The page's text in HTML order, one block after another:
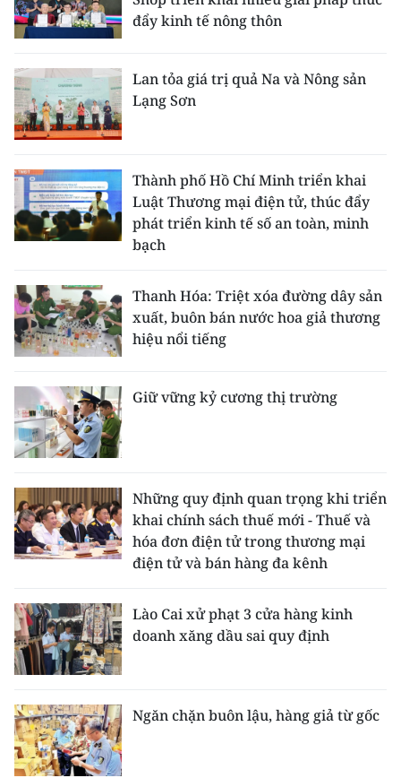
CHƯƠNG TRÌNH OCOP - MỖI XÃ
MỘT SẢN PHẨM
RADIO
MEDIA CENTER
E-Magazine
Video
Media Chính trị
Media Kinh tế
Media Xã hội
Media Pháp luật
Media Du lịch
Media Thế giới
Media Thể thao
Media Giáo dục
Media Y tế
Media Khoa học - Công nghệ
Media Môi trường
Ảnh
đẩy kinh tế nông thôn
Lan tỏa giá trị quả Na và Nông sản
Lạng Sơn
Thành phố Hồ Chí Minh triển khai
Luật Thương mại điện tử, thúc đẩy
phát triển kinh tế số an toàn, minh
bạch
Thanh Hóa: Triệt xóa đường dây sản
xuất, buôn bán nước hoa giả thương
hiệu nổi tiếng
Giữ vững kỷ cương thị trường
Những quy định quan trọng khi triển
khai chính sách thuế mới - Thuế và
hóa đơn điện tử trong thương mại
điện tử và bán hàng đa kênh
Lào Cai xử phạt 3 cửa hàng kinh
doanh xăng dầu sai quy định
Ngăn chặn buôn lậu, hàng giả từ gốc